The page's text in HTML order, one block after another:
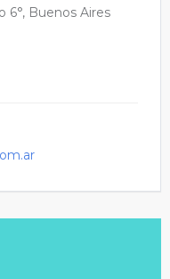
6°, Buenos Aires